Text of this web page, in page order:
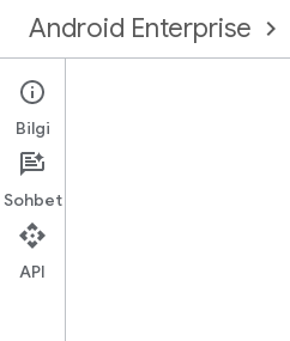
Android Enterprise
Google Play EMM API'si
Bilgi
Sohbet
API